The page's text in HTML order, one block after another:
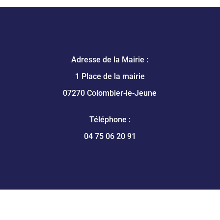
Adresse de la Mairie :
1 Place de la mairie
07270 Colombier-le-Jeune
Téléphone :
04 75 06 20 91